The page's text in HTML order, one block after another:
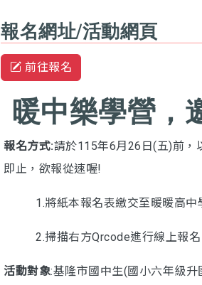
報名網址/活動網頁
前往報名
暖中樂學營，
報名方式:請於115年6月26日(五)前，
即止，欲報從速喔!
1.將紙本報名表繳交至暖暖高中
2.掃描右方Qrcode進行線上報名
活動對象:基隆市國中生(國小六年級升